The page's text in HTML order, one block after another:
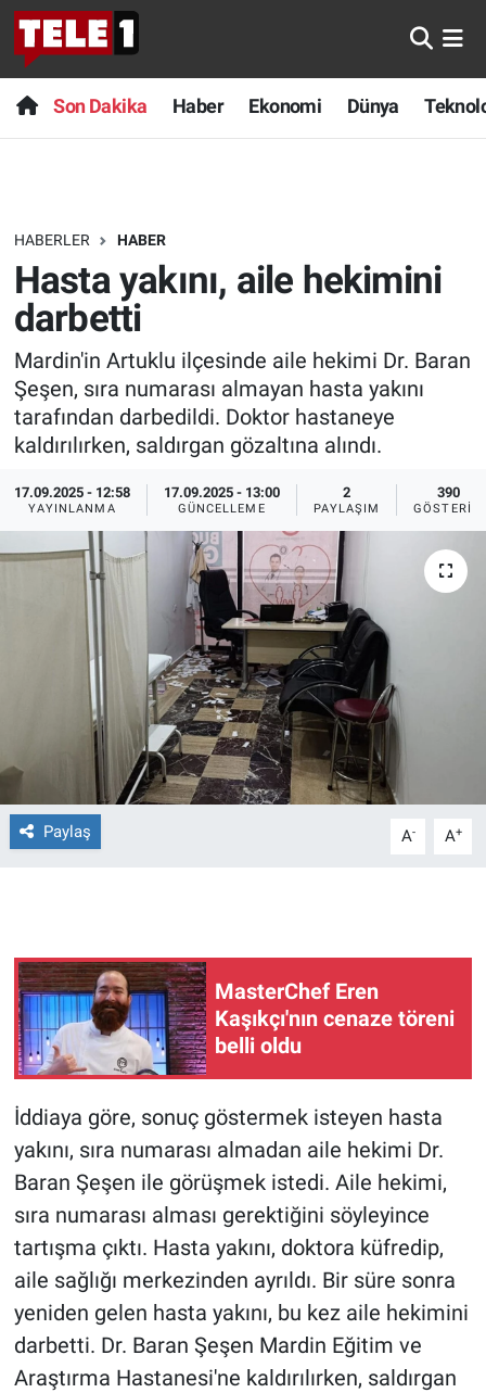
Son Dakika Haber Ekonomi Dünya
HABERLER HABER
Hasta yakını, aile hekimini
darbetti
Mardin'in Artuklu ilçesinde aile hekimi Dr. Baran
Şeşen, sıra numarası almayan hasta yakını
tarafından darbedildi. Doktor hastaneye
kaldırılırken, saldırgan gözaltına alındı.
17.09.2025 - 12:58
YAYINLANMA
17.09.2025 - 13:00
GÜNCELLEME
2
PAYLAŞIM
390
GÖSTERIM
Paylaş A- A+
MasterChef Eren
Kaşıkçı'nın cenaze töreni
belli oldu
İddiaya göre, sonuç göstermek isteyen hasta
yakını, sıra numarası almadan aile hekimi Dr.
Baran Şeşen ile görüşmek istedi. Aile hekimi,
sıra numarası alması gerektiğini söyleyince
tartışma çıktı. Hasta yakını, doktora küfredip,
aile sağlığı merkezinden ayrıldı. Bir süre sonra
yeniden gelen hasta yakını, bu kez aile hekimini
darbetti. Dr. Baran Şeşen Mardin Eğitim ve
Araştırma Hastanesi'ne kaldırılırken, saldırgan
Anında Manşet
Başka Sohbetler
Bilim turu
Bilim ve Teknoloji Evreni
Doğa Konuşuyor
Dünya
Ege'den Esintiler
Eğitim
Eğlence
Ekonomi
Forum
Gerçeğin İzinde
Gün Ortası
Gündem Özel
Günün görüntüsü
Haber
İlan
Kimdir
Koronavirüs
Kültür Sanat
Son Dakika
Haber
Dünya
Teknoloji
Sağlık
Spor
İletişim
Nöbetçi Eczaneler
Hava Durumu
Trafik Durumu
Süper Lig Puan Durumu ve Fikstür
Tüm Manşetler
Son Dakika Haberleri